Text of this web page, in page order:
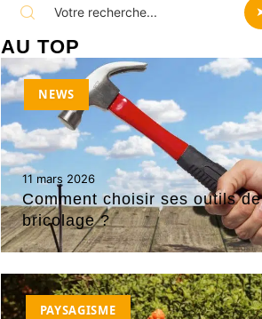
AU TOP
NEWS
11 mars 2026
Comment choisir ses outils de
bricolage ?
PAYSAGISME